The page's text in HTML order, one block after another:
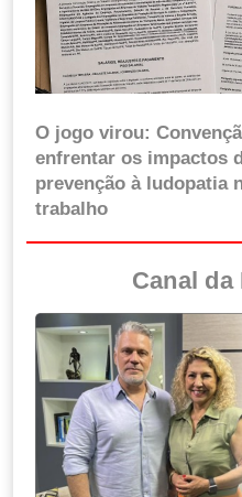
O jogo virou:
enfrentar os impactos
prevenção à ludopatia
trabalho
Canal da